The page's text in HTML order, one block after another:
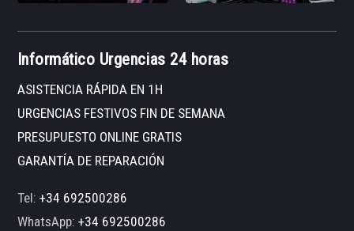
Informático Urgencias 24 horas
ASISTENCIA RÁPIDA EN 1H
URGENCIAS FESTIVOS FIN DE SEMANA
PRESUPUESTO ONLINE GRATIS
GARANTÍA DE REPARACIÓN
Tel:+34 692500286
WhatsApp:+34 692500286